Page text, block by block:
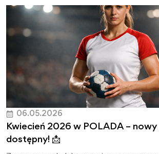
06.05.2026
Kwiecień 2026 w POLADA –
dostępny! 📩